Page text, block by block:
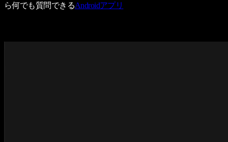
ら何でも質問できるAndroidアプリ